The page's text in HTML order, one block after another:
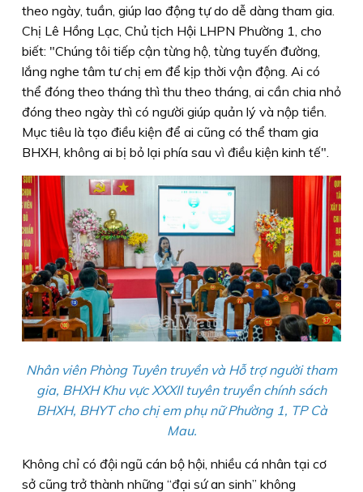
theo ngày, tuần, giúp lao động tự do dễ dàng tham gia.
Chị Lê Hồng Lạc, Chủ tịch Hội LHPN Phường 1, cho
biết: "Chúng tôi tiếp cận từng hộ, từng tuyến đường,
lắng nghe tâm tư chị em để kịp thời vận động. Ai có
thể đóng theo tháng thì thu theo tháng, ai cần chia nhỏ
đóng theo ngày thì có người giúp quản lý và nộp tiền.
Mục tiêu là tạo điều kiện để ai cũng có thể tham gia
BHXH, không ai bị bỏ lại phía sau vì điều kiện kinh tế".
Nhân viên Phòng Tuyên truyền và Hỗ trợ người tham
gia, BHXH Khu vực XXXII tuyên truyền chính sách
BHXH, BHYT cho chị em phụ nữ Phường 1, TP Cà
Mau.
Không chỉ có đội ngũ cán bộ hội, nhiều cá nhân tại cơ
sở cũng trở thành những “đại sứ an sinh” không